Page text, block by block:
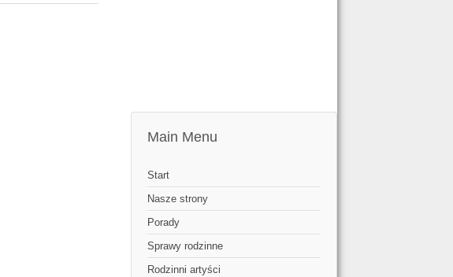
Main Menu
Start
Nasze strony
Porady
Sprawy rodzinne
Rodzinni artyści